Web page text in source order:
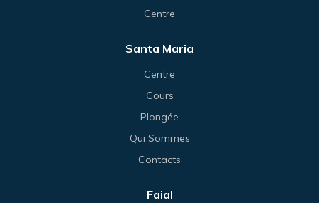
Centre
Santa Maria
Centre
Cours
Plongée
Qui Sommes
Contacts
Faial